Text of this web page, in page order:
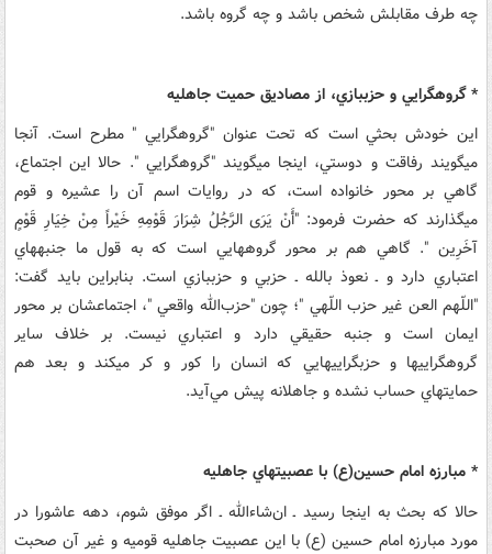
چه طرف مقابلش شخص باشد و چه گروه باشد.
* گروه‏گرايي و حزب‏بازي، از مصاديق حميت جاهليه
اين خودش بحثي است که تحت عنوان "گروه‏گرايي " مطرح است. آنجا
مي‏گويند رفاقت و دوستي، اينجا مي‏گويند "گروه‏گرايي ". حالا اين اجتماع،
گاهي بر محور خانواده است، که در روايات اسم آن را عشيره و قوم
مي‏گذارند که حضرت فرمود: "أَنْ يَرَى الرَّجُلُ شِرَارَ قَوْمِهِ خَيْراً مِنْ خِيَارِ قَوْمٍ
آخَرِين ". گاهي هم بر محور گروه‏هايي است که به قول ما جنبه‏هاي
اعتباري دارد و ـ نعوذ بالله ـ حزبي و حزب‏بازي است. بنابراين بايد گفت:
"اللّهم العن غير حزب اللّهي "؛ چون "حزب‌الله واقعي "، اجتماعشان بر محور
ايمان است و جنبه حقيقي دارد و اعتباري نيست. بر خلاف ساير
گروه‏گرايي‏ها و حزب‏گرايي‏هايي که انسان را کور و کر مي‏کند و بعد هم
حمايت‏هاي حساب نشده و جاهلانه پيش مي‌آيد.
* مبارزه امام حسين(ع) با عصبيت‏هاي جاهليه
حالا که بحث به اينجا رسيد ـ ان‌شاءالله ـ اگر موفق شوم، دهه عاشورا در
مورد مبارزه امام حسين (ع) با اين عصبيت جاهليه قوميه و غير آن صحبت